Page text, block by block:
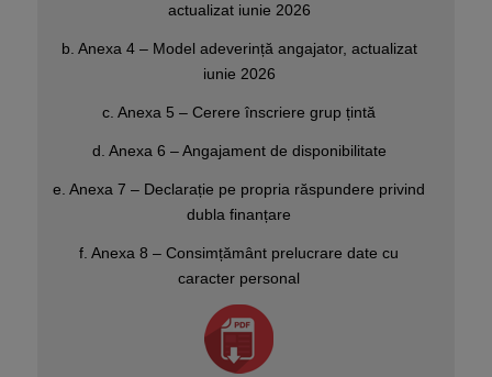
actualizat iunie 2026
b. Anexa 4 – Model adeverință angajator, actualizat
iunie 2026
c. Anexa 5 – Cerere înscriere grup țintă
d. Anexa 6 – Angajament de disponibilitate
e. Anexa 7 – Declarație pe propria răspundere privind
dubla finanțare
f. Anexa 8 – Consimțământ prelucrare date cu
caracter personal